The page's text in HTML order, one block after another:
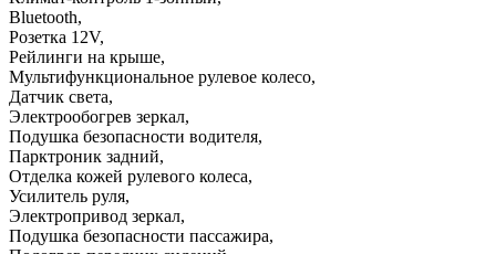
Bluetooth,
Розетка 12V,
Рейлинги на крыше,
Мультифункциональное рулевое колесо,
Датчик света,
Электрообогрев зеркал,
Подушка безопасности водителя,
Парктроник задний,
Отделка кожей рулевого колеса,
Усилитель руля,
Электропривод зеркал,
Подушка безопасности пассажира,